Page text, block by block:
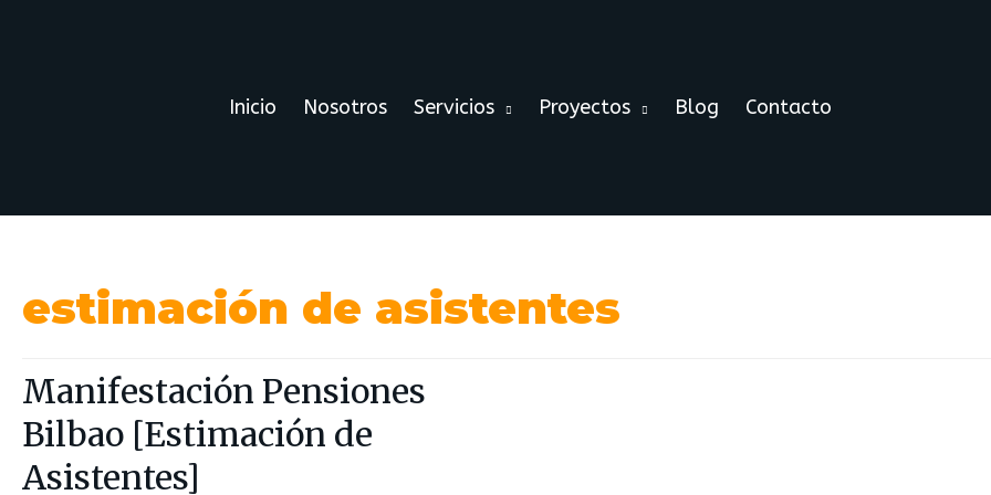
Inicio Nosotros Servicios Proyectos Blog Contacto
estimación de asistentes
Manifestación Pensiones
Bilbao [Estimación de
Asistentes]